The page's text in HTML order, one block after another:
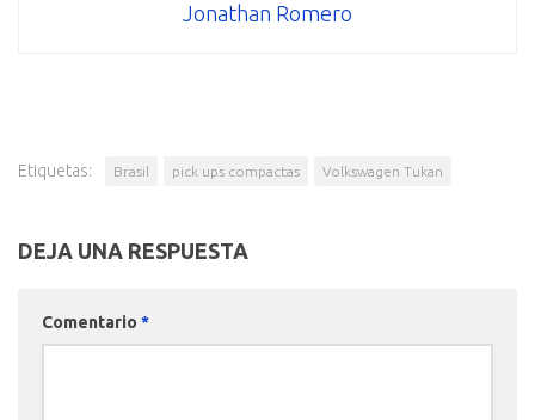
Jonathan Romero
Etiquetas: Brasil pick ups compactas Volkswagen Tukan
DEJA UNA RESPUESTA
Comentario *